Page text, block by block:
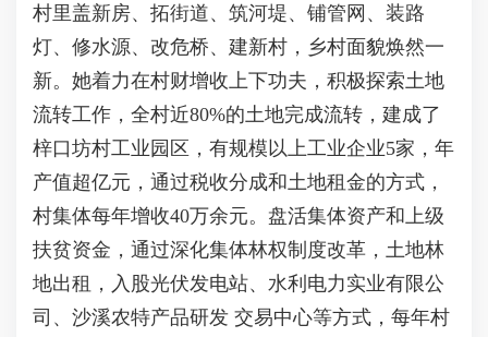
村里盖新房、拓街道、筑河堤、铺管网、装路
灯、修水源、改危桥、建新村，乡村面貌焕然一
新。她着力在村财增收上下功夫，积极探索土地
流转工作，全村近80%的土地完成流转，建成了
梓口坊村工业园区，有规模以上工业企业5家，年
产值超亿元，通过税收分成和土地租金的方式，
村集体每年增收40万余元。盘活集体资产和上级
扶贫资金，通过深化集体林权制度改革，土地林
地出租，入股光伏发电站、水利电力实业有限公
司、沙溪农特产品研发 交易中心等方式，每年村